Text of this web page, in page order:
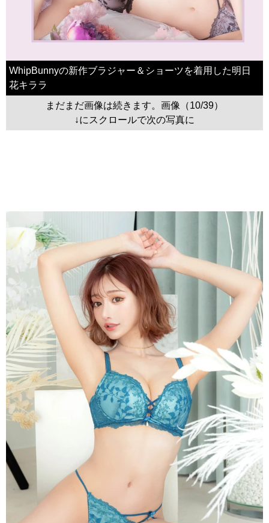
WhipBunnyの新作ブラジャー＆ショーツを着用した明日
花キララ
まだまだ画像は続きます。画像（10/39）
↓にスクロールで次の写真に